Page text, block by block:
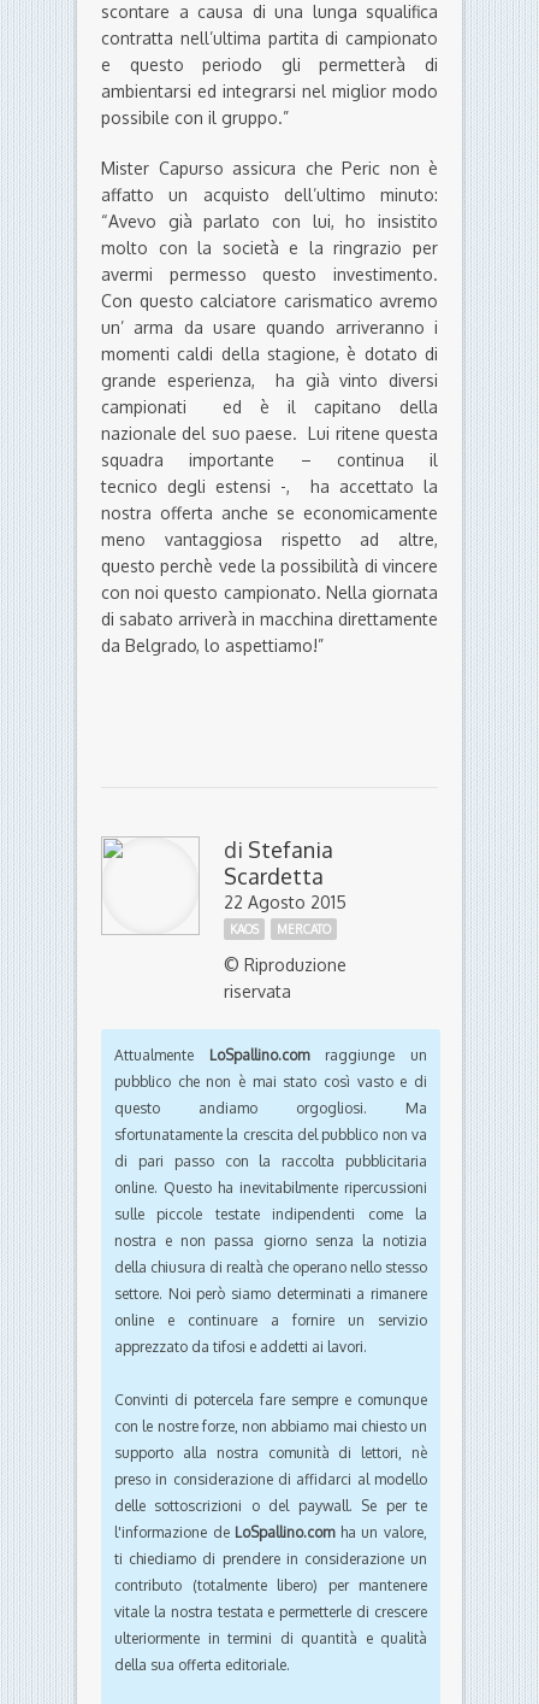
scontare a causa di una lunga squalifica
contratta nell’ultima partita di campionato
e questo periodo gli permetterà di
ambientarsi ed integrarsi nel miglior modo
possibile con il gruppo.”
Mister Capurso assicura che Peric non è
affatto un acquisto dell’ultimo minuto:
“Avevo già parlato con lui, ho insistito
molto con la società e la ringrazio per
avermi permesso questo investimento.
Con questo calciatore carismatico avremo
un’ arma da usare quando arriveranno i
momenti caldi della stagione, è dotato di
grande esperienza, ha già vinto diversi
campionati ed è il capitano della
nazionale del suo paese. Lui ritene questa
squadra importante – continua il
tecnico degli estensi -, ha accettato la
nostra offerta anche se economicamente
meno vantaggiosa rispetto ad altre,
questo perchè vede la possibilità di vincere
con noi questo campionato. Nella giornata
di sabato arriverà in macchina direttamente
da Belgrado, lo aspettiamo!”
di Stefania
Scardetta
22 Agosto 2015
KAOS MERCATO
© Riproduzione
riservata
Attualmente LoSpallino.comraggiunge un
pubblico che non è mai stato così vasto e di
questo andiamo orgogliosi. Ma
sfortunatamente la crescita del pubblico non va
di pari passo con la raccolta pubblicitaria
online. Questo ha inevitabilmente ripercussioni
sulle piccole testate indipendenti come la
nostra e non passa giorno senza la notizia
della chiusura di realtà che operano nello stesso
settore. Noi però siamo determinati a rimanere
online e continuare a fornire un servizio
apprezzato da tifosi e addetti ai lavori.
Convinti di potercela fare sempre e comunque
con le nostre forze, non abbiamo mai chiesto un
supporto alla nostra comunità di lettori, nè
preso in considerazione di affidarci al modello
delle sottoscrizioni o del paywall. Se per te
l'informazione de LoSpallino.comha un valore,
ti chiediamo di prendere in considerazione un
contributo (totalmente libero) per mantenere
vitale la nostra testata e permetterle di crescere
ulteriormente in termini di quantità e qualità
della sua offerta editoriale.